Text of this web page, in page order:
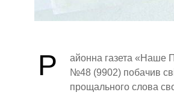
Р
айонна газета «Наше
№48 (9902) побачив
прощального слова